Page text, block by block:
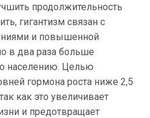
продолжительность
гигантизм связан с
и повышенной
в два раза больше
населению. Целью
гормона роста ниже 2,5
как это увеличивает
и предотвращает